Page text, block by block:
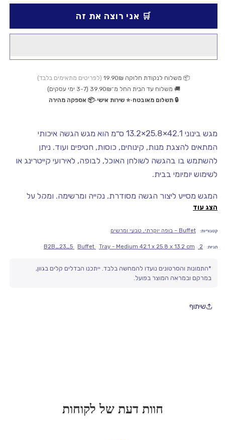
עבור
בינוני
עבור
מגש
בינוני
🛒 אני רוצה את זה
📦 משלוח לנקודת חלוקה 19.90₪
(לפריטים מתאימים בלבד)
🚚 משלוח עד הבית החל מ־39.90₪ (3-7 ימי עסקים)
🔒 תשלום מאובטח•⭐ שירות אישי•📦 אספקה מהירה
מגש בינוני 42.1×25.8×13.2 ס״מ הוא מגש הגשה איכותי
המתאים להצגת מנות, קינוחים, כוסות, חטיפים ועוד. ניתן
להשתמש בו בהגשה לשולחן האוכל, לבופה, לאירועי קייטרינג או
לשימוש יומיומי בבית.
המגש מסייע ליצור הגשה מסודרת, נקייה ומרשימה, ומקל על
נשיאה והוצאת מנות מהמטבח לאזור ההגשה.
Chef ומציע סטנדרט גבוה של איכות, עמידות ועיצוב.
מפרט המוצר:
• מתאים להגשת מנות, קינוחים או שתייה
• מסייע ליצירת שולחן מסודר ומעוצב
הצג עוד
קטגוריות: Buffet – בופה יוקרתי, טבעי ומרשים
תגיות: 2
B2B_23_5 Buffet Tray - Medium 42.1 x 25.8 x 13.2 cm
*התמונות והסרטונים נועדו להמחשה בלבד. ייתכנו הבדלים קלים בגוון,
במרקם ובמראה המוצר בפועל.
שיתוף
חוות דעת של לקוחות